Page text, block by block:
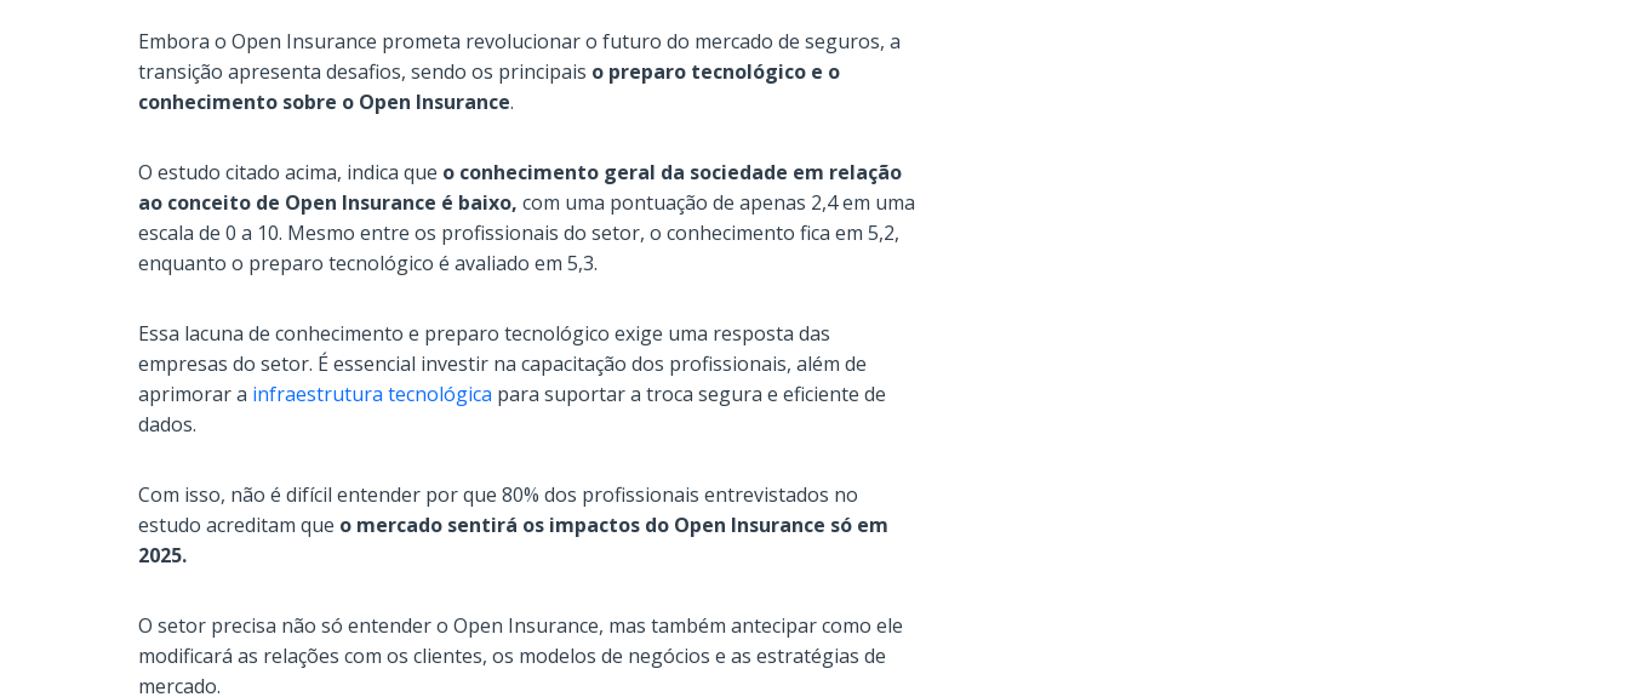
Embora o Open Insurance prometa revolucionar o futuro do mercado de seguros, a
transição apresenta desafios, sendo os principais o preparo tecnológico e o
conhecimento sobre o Open Insurance.
O estudo citado acima, indica que o conhecimento geral da sociedade em relação
ao conceito de Open Insurance é baixo, com uma pontuação de apenas 2,4 em uma
escala de 0 a 10. Mesmo entre os profissionais do setor, o conhecimento fica em 5,2,
enquanto o preparo tecnológico é avaliado em 5,3.
Essa lacuna de conhecimento e preparo tecnológico exige uma resposta das
empresas do setor. É essencial investir na capacitação dos profissionais, além de
aprimorar a infraestrutura tecnológica para suportar a troca segura e eficiente de
dados.
Com isso, não é difícil entender por que 80% dos profissionais entrevistados no
estudo acreditam que o mercado sentirá os impactos do Open Insurance só em
2025.
O setor precisa não só entender o Open Insurance, mas também antecipar como ele
modificará as relações com os clientes, os modelos de negócios e as estratégias de
mercado.